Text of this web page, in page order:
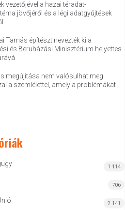
vezetőjével a hazai téradat-
jövőjéről és a légi adatgyűjtések
Tamás építészt nevezték ki a
és Beruházási Minisztérium helyettes
megújítása nem valósulhat meg
a szemlélettel, amely a problémákat
1 114
706
2 141